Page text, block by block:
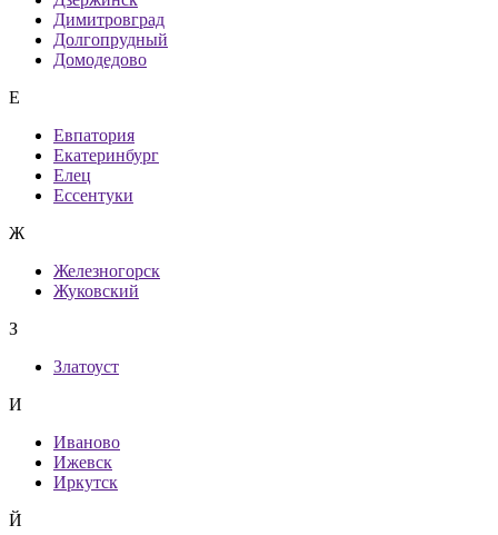
Димитровград
Долгопрудный
Домодедово
Е
Евпатория
Екатеринбург
Елец
Ессентуки
Ж
Железногорск
Жуковский
З
Златоуст
И
Иваново
Ижевск
Иркутск
Й